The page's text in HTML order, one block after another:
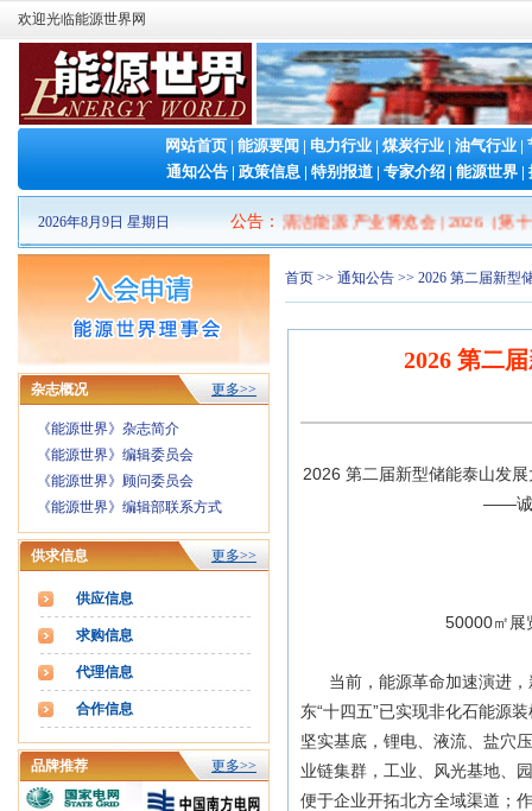
欢迎光临能源世界网
网站首页 | 能源要闻 | 电力行业 | 煤炭行业 | 油气行业 |
通知公告 | 政策信息 | 特别报道 | 专家介绍 | 能源世界 |
2026年8月9日 星期日 公告 ：
2026山东清洁能源 产业博览会|2026（第十三
杂志概况 更多>>
《能源世界》杂志简介
《能源世界》编辑委员会
《能源世界》顾问委员会
《能源世界》编辑部联系方式
供求信息 更多>>
供应信息
求购信息
代理信息
合作信息
品牌推荐 更多>>
首页 >> 通知公告 >> 2026 第二届新型
2026 第二
2026 第二届新型储能泰山发
——诚
50000㎡展
当前，能源革命加速演进，
东“十四五”已实现非化石能源
坚实基底，锂电、液流、盐穴
业链集群，工业、风光基地、
便于企业开拓北方全域渠道；